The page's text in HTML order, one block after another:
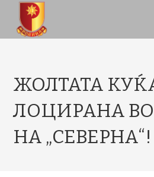
ЖОЛТАТА
ЛОЦИРАНА ВО
НА „СЕВЕРНА“!